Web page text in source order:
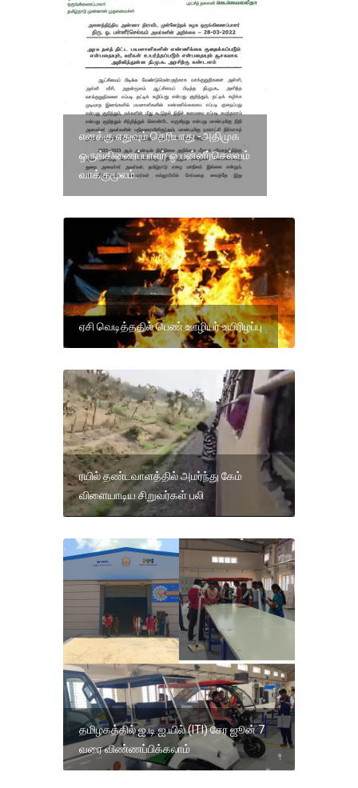
எனக்கு எதுவும் தெரியாது -அதிமுக
ஒருங்கிணைப்பாளர் ஒ.பன்னீர்செல்வம்
வாக்குமூலம்.
ஏசி வெடித்ததில் பெண் ஊழியர் உயிரிழப்பு
ரயில் தண்டவாளத்தில் அமர்ந்து கேம்
விளையாடிய சிறுவர்கள் பலி
தமிழகத்தில் ஐ.டி.ஐ.யில் (ITI) சேர ஜூன் 7
வரை விண்ணப்பிக்கலாம்